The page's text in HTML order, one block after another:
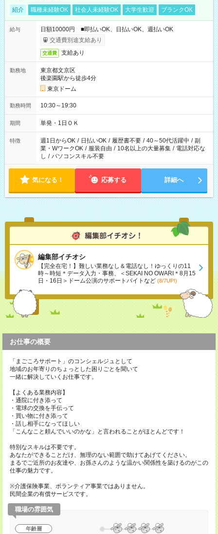
紹介 職種未経験OK 社会人未経験OK 大学生歓迎 ブランクOK
給与
日額10000円 ■即払いOK、日払いOK、週払いOK
交通費別途支給あり
交通費 支給あり
勤務地
東京都文京区
後楽園駅から徒歩4分
東京ドーム
勤務時間 10:30～19:30
期間 単発・1日ＯＫ
特徴 週1日からOK / 日払いOK / 履歴書不要 / 40～50代活躍中 / 副
業・WワークOK / 服装自由 / 10名以上の大量募集 / 電話対応な
し / パソコンスキル不要
気になる！ 応募する 詳細へ
編集部イチオシ
【完全在宅！】難しい業務なし＆電話なし！ゆっくりの11
時～時短＊データ入力・事務、＜SEKAI NO OWARI＊8月15
日・16日＞ドーム公演のサポートバイトなど (8/7UP!)
お仕事の概要
「まごころサポート」のコンシェルジュとして
地域のお年寄りのちょっとした困りごとを聞いて
一緒に解決していくお仕事です。
【よくある業務内容】
・通院に付き添って
・電球の交換を手伝って
・買い物に付き添って
・話し相手になってほしい
「こんなこと頼んでいいのかな」と言われることがほとんどです！
特別なスキルは不要です。
あなたができることだけ、無理のない範囲で助けてあげてください。
まるでご近所のお友達や、お孫さんのような温かい関係性を築けるのがこの
仕事の魅力です。
※介護保険事業、ボランティア事業ではありません。
民間企業の有償サービスです。
職場の雰囲気
年齢層